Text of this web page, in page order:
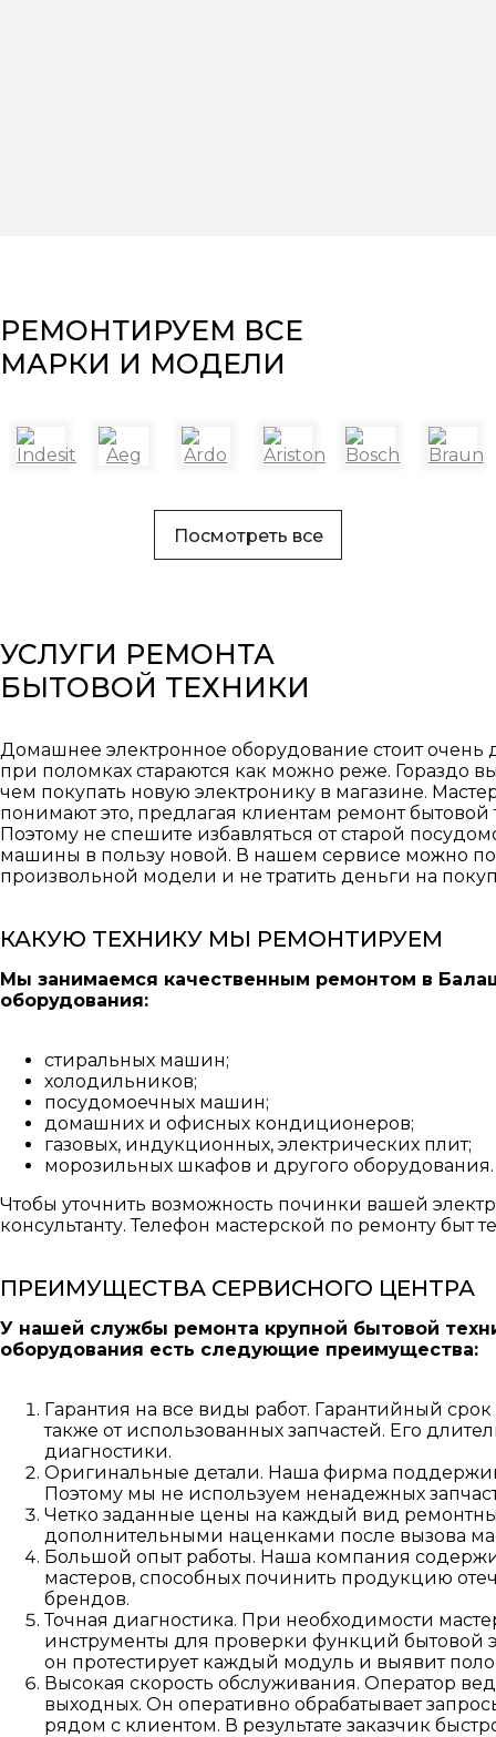
РЕМОНТИРУЕМ ВСЕ
МАРКИ И МОДЕЛИ
Посмотреть все
УСЛУГИ РЕМОНТА
БЫТОВОЙ ТЕХНИКИ
Домашнее электронное оборудование стоит очень
при поломках стараются как можно реже. Гораздо
чем покупать новую электронику в магазине.
понимают это, предлагая клиентам ремонт
Поэтому не спешите избавляться от старой
машины в пользу новой. В нашем сервисе можно
произвольной модели и не тратить деньги на
КАКУЮ ТЕХНИКУ МЫ РЕМОНТИРУЕМ
Мы занимаемся качественным ремонтом в
оборудования:
стиральных машин;
холодильников;
посудомоечных машин;
домашних и офисных кондиционеров;
газовых, индукционных, электрических плит;
морозильных шкафов и другого оборудования.
Чтобы уточнить возможность починки вашей
консультанту. Телефон мастерской по ремонту быт
ПРЕИМУЩЕСТВА СЕРВИСНОГО ЦЕНТРА
У нашей службы ремонта крупной бытовой
оборудования есть следующие преимущества:
Гарантия на все виды работ. Гарантийный срок
также от использованных запчастей. Его
диагностики.
Оригинальные детали. Наша фирма
Поэтому мы не используем ненадежных
Четко заданные цены на каждый вид
дополнительными наценками после вызова
Большой опыт работы. Наша компания
мастеров, способных починить продукцию
брендов.
Точная диагностика. При необходимости
инструменты для проверки функций бытовой
он протестирует каждый модуль и выявит
Высокая скорость обслуживания. Оператор
выходных. Он оперативно обрабатывает
рядом с клиентом. В результате заказчик